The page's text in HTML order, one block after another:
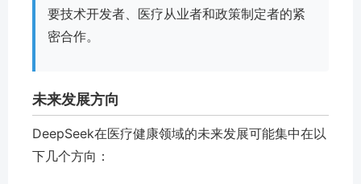
要技术开发者、医疗从业者和政策制定者的紧
密合作。
未来发展方向
DeepSeek在医疗健康领域的未来发展可能集中在以
下几个方向：